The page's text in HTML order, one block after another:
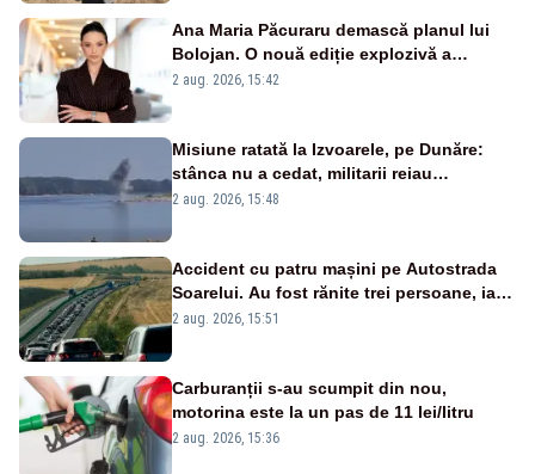
Ana Maria Păcuraru demască planul lui
Bolojan. O nouă ediție explozivă a
emisiunii „Miza Zilei” la Realitatea PLUS
2 aug. 2026, 15:42
Misiune ratată la Izvoarele, pe Dunăre:
stânca nu a cedat, militarii reiau
detonările luni – VIDEO
2 aug. 2026, 15:48
Accident cu patru mașini pe Autostrada
Soarelui. Au fost rănite trei persoane, iar
traficul se desfășoară cu dificultate
2 aug. 2026, 15:51
Carburanții s-au scumpit din nou,
motorina este la un pas de 11 lei/litru
2 aug. 2026, 15:36